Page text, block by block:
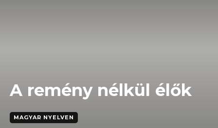
A remény nélkül élők
MAGYAR NYELVEN